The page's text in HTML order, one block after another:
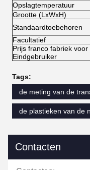
Opslagtemperatuur
Grootte (LxWxH)
Standaardtoebehoren
Facultatief
Prijs franco fabriek voor
Eindgebruiker
Tags:
de meting van de
de plastieken van de
Contacten